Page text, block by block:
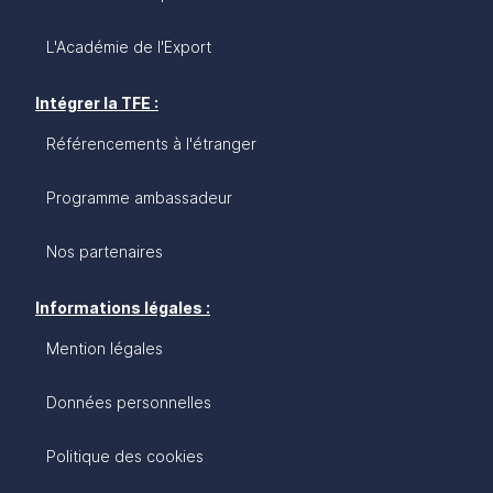
est à vos côtés pour transformer vos ambitions en
dynamiques et porteurs du continent. La Côte
pas !
L'Académie de l'Export
Intégrer la TFE :
Référencements à l'étranger
Programme ambassadeur
Nos partenaires
Informations légales :
Mention légales
Données personnelles
Politique des cookies